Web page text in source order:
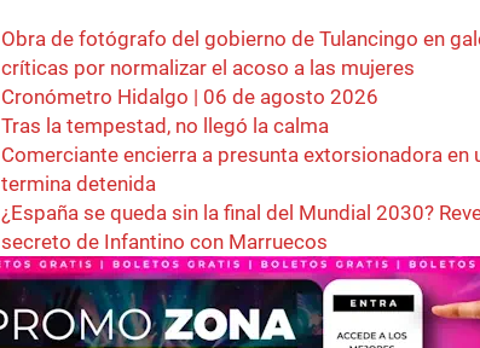
Obra de fotógrafo del gobierno de Tulancingo en
críticas por normalizar el acoso a las mujeres
Cronómetro Hidalgo | 06 de agosto 2026
Tras la tempestad, no llegó la calma
Comerciante encierra a presunta extorsionadora en
termina detenida
¿España se queda sin la final del Mundial 2030?
secreto de Infantino con Marruecos